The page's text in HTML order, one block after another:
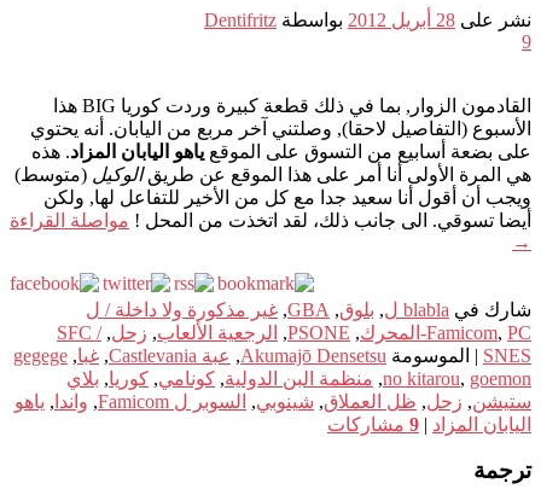
نشر على 28 أبريل 2012 بواسطة Dentifritz
9
القادمون الزوار, بما في ذلك قطعة كبيرة وردت كوريا BIG هذا
الأسبوع (التفاصيل لاحقا), وصلتني آخر مربع من اليابان. أنه يحتوي
على بضعة أسابيع من التسوق على الموقع ياهو اليابان المزاد. هذه
هي المرة الأولى أنا أمر على هذا الموقع عن طريقالوكيل (متوسط)
ويجب أن أقول أنا سعيد جدا مع كل من الأخير للتفاعل لها, ولكن
أيضا تسوقي. الى جانب ذلك، لقد اتخذت من المحل ! مواصلة القراءة
→
شارك في blabla ل , بلوق,
GBA
, غير مذكورة ولا داخلة / ل
Famicom, PC-المحرك ,
PSONE
, الرجعية الألعاب, زحل,
SFC /
SNES
| الموسومة Akumajō Densetsu
, عبة Castlevania , غبا,
gegege
no kitarou, goemon
, منظمة البن الدولية, كونامي, كوريا, بلاي
ستيشن, زحل, ظل العملاق, شينوبي, السوبر ل Famicom , واندا , ياهو
اليابان المزاد |
9 مشاركات
ترجمة